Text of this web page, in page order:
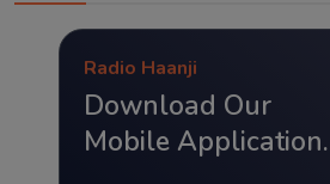
Radio Haanji
Download Our
Mobile Application.